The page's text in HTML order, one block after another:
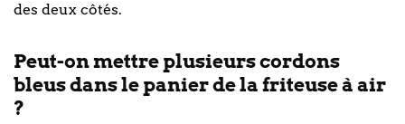
des deux côtés.
Peut-on mettre plusieurs cordons
bleus dans le panier de la friteuse à air
?